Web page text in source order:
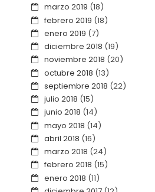
marzo 2019 (18)
febrero 2019 (18)
enero 2019 (7)
diciembre 2018 (19)
noviembre 2018 (20)
octubre 2018 (13)
septiembre 2018 (22)
julio 2018 (15)
junio 2018 (14)
mayo 2018 (14)
abril 2018 (16)
marzo 2018 (24)
febrero 2018 (15)
enero 2018 (11)